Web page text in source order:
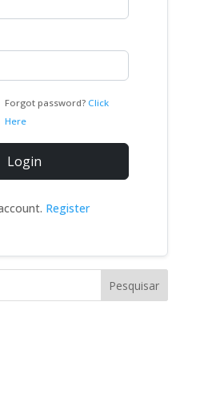
Forgot password?Click
Here
Login
Register
Pesquisar